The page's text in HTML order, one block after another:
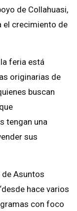
de Collahuasi,
el crecimiento de
feria está
originarias de
buscan
tengan una
sus
de Asuntos
hace varios
con foco